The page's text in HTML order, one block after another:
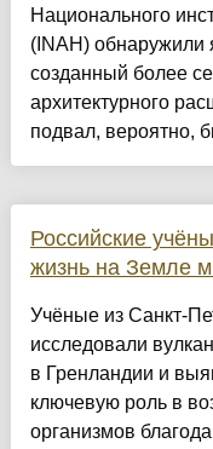
Национального
(INAH) обнаружили
созданный более
архитектурного
подвал, вероятно,
Российские
жизнь на Земле
Учёные из Санкт-
исследовали
в Гренландии и
ключевую роль в
организмов